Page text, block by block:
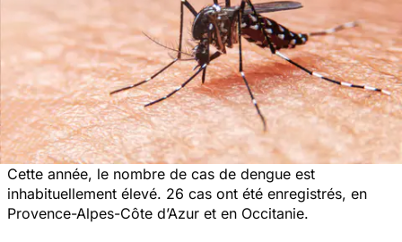
Cette année, le nombre de cas de dengue est
inhabituellement élevé. 26 cas ont été enregistrés, en
Provence-Alpes-Côte d’Azur et en Occitanie.